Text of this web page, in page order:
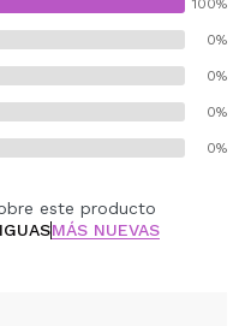
e hidratado, o en
para crear un
aplica una cantidad
100%
0%
0%
0%
0%
este producto
MÁS NUEVAS